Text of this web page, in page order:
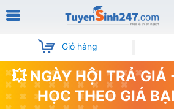
Giỏ hàng
💥 NGÀY HỘI TRẢ
HỌC THEO GIÁ